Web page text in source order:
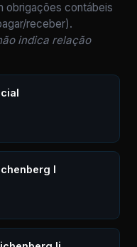
obrigações contábeis
receber).
indica relação
I